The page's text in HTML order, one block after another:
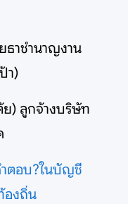
ธาชำนาญงาน
า)
ย) ลูกจ้างบริษัท
ตอบ?ในบัญชี
องถิ่น